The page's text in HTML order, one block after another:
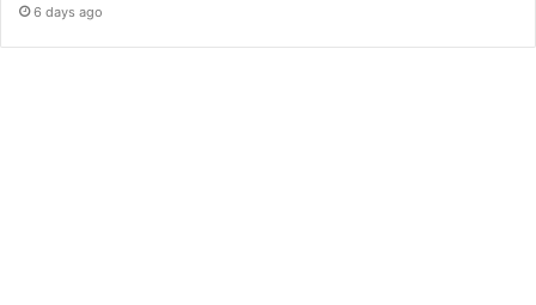
6 days ago